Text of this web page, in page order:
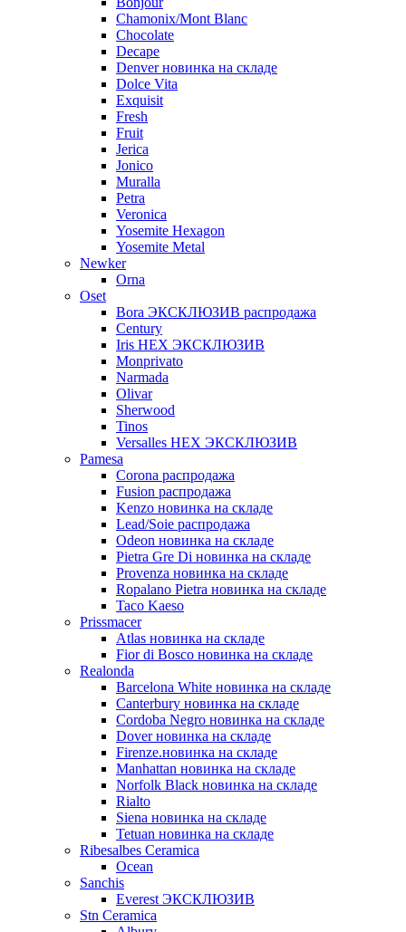
Chamonix/Mont Blanc
Chocolate
Decape
Denver новинка на складе
Dolce Vita
Exquisit
Fresh
Fruit
Jerica
Jonico
Muralla
Petra
Veroniсa
Yosemite Hexagon
Yosemite Metal
Newker
Orna
Oset
Bora ЭКСКЛЮЗИВ распродажа
Century
Iris HEX ЭКСКЛЮЗИВ
Monprivato
Narmada
Olivar
Sherwood
Tinos
Versalles HEX ЭКСКЛЮЗИВ
Pamesa
Corona распродажа
Fusion распродажа
Kenzo новинка на складе
Lead/Soie распродажа
Odeon новинка на складе
Pietra Gre Di новинка на складе
Provenza новинка на складе
Ropalano Pietra новинка на складе
Taco Kaeso
Prissmacer
Atlas новинка на складе
Fior di Bosco новинка на складе
Realonda
Barсelona White новинка на складе
Canterbury новинка на складе
Cordoba Negro новинка на складе
Dover новинка на складе
Firenze.новинка на складе
Manhattan новинка на складе
Norfolk Black новинка на складе
Rialto
Siena новинка на складе
Tetuan новинка на складе
Ribesalbes Ceramica
Ocean
Sanchis
Everest ЭКСКЛЮЗИВ
Stn Ceramica